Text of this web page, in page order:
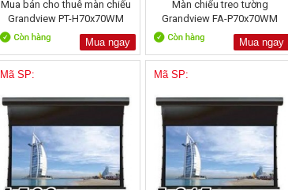
Mua bán cho thuê màn chiếu
Grandview PT-H70x70WM
Mua ngay
Màn chiếu treo tường
Grandview FA-P70x70WM
Mua ngay
Mã SP: Mã SP: